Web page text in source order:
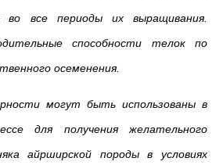
во все периоды их выращивания.
способности телок по
осеменения.
могут быть использованы в
для получения желательного
айрширской породы в условиях